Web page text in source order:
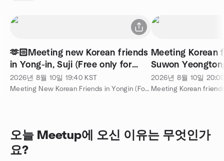
🫶🏻Meeting new Korean friends
in Yong-in, Suji (Free only for
foreigners)
2026년 8월 10일 19:40 KST
Meeting New Korean Friends in Yongin (For Foreigners) 주최
Meeting Korean
Suwon
foreigners)
2026년 8월 10일
오늘 Meetup에 오신 이유는 무엇인가
요?